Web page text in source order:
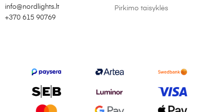
info@nordlights.lt
+370 615 90769
Pirkimo taisyklės